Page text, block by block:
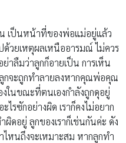
เป็นหน้าที่ของพ่อแม่อยู่แล้ว
วยเหตุผลเหนืออารมณ์ ไม่ควร
าลืมว่าลูกก็อายเป็น การเห็น
กจะถูกทำลายลงหากคุณพ่อคุณ
งในขณะที่ตนเองกำลังถูกดุอยู่
รซักอย่างผิด เราก็คงไม่อยาก
ดอยู่ ลูกของเราก็เช่นกันค่ะ ดัง
หนถึงจะเหมาะสม หากลูกทำ